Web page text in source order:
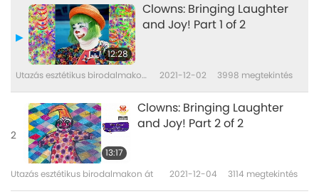
12:28
Clowns: Bringing Laughter
and Joy! Part 1 of 2
Utazás esztétikus birodalmakon
2021-12-02 3998 megtekintés
2
13:17
Clowns: Bringing Laughter
and Joy! Part 2 of 2
Utazás esztétikus birodalmakon át 2021-12-04 3114 megtekintés